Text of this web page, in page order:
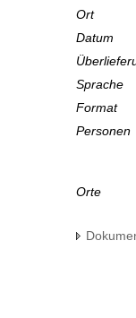
Ort
Datum
Sprache
Format
Personen
Orte